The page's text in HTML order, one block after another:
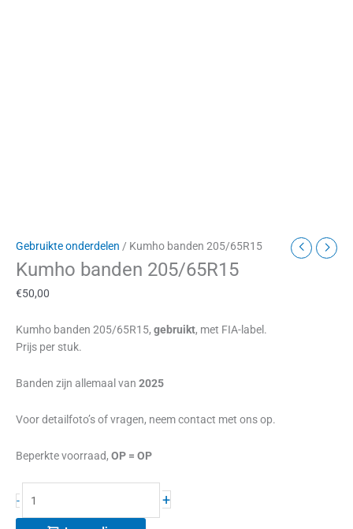
Gebruikte onderdelen / Kumho banden 205/65R15
Kumho banden 205/65R15
€50,00
Kumho banden 205/65R15, gebruikt, met FIA-label.
Prijs per stuk.
Banden zijn allemaal van 2025
Voor detailfoto’s of vragen, neem contact met ons op.
Beperkte voorraad, OP = OP
- +